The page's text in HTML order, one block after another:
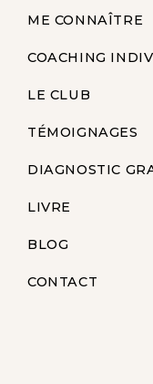
ME CONNAÎTRE
COACHING
LE CLUB
TÉMOIGNAGES
DIAGNOSTIC
LIVRE
BLOG
CONTACT